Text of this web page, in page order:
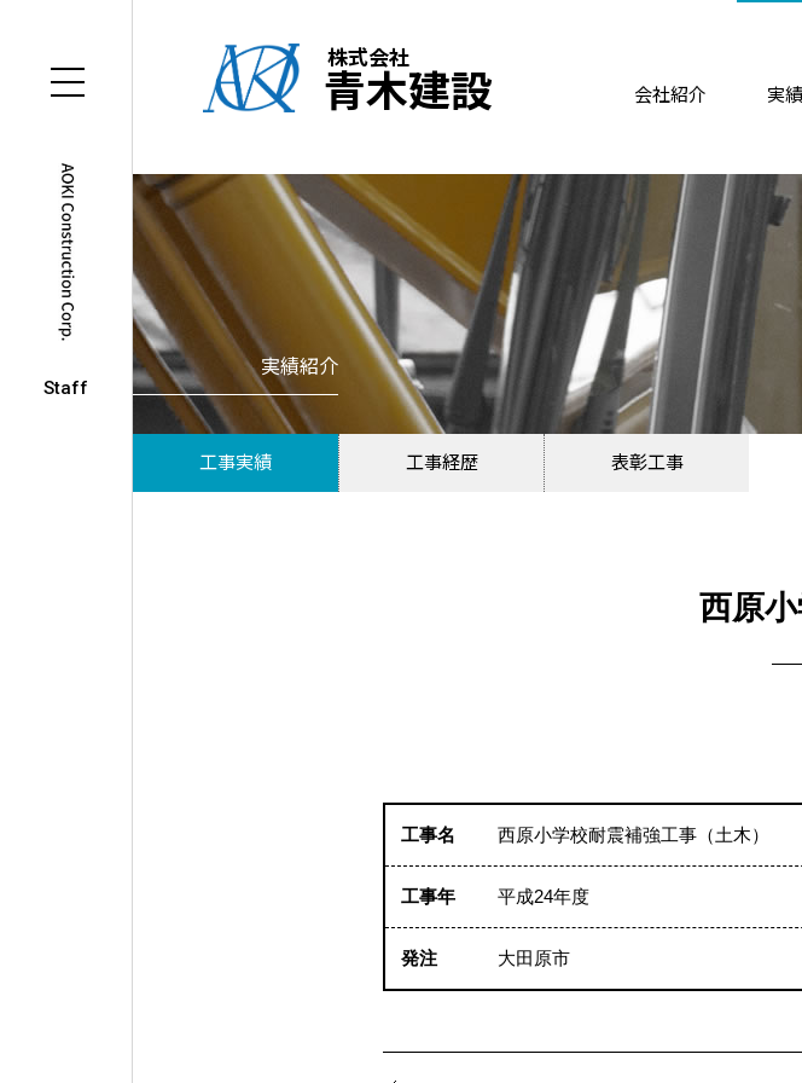
株式会社
青木建設 会社紹介 実
Staff
実績紹介
工事実績 工事経歴 表彰工事
西原
工事名 西原小学校耐震補強工事（土木）
工事年 平成24年度
発注 大田原市